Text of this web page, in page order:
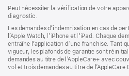
nouvelle
fenêtre)
nouvelle
une
nouvelle
fenêtre)
Peut nécessiter la vérification de votre
diagnostic.
Les demandes d’indemnisation en cas de
l’Apple Watch, l’iPhone et l’iPad. Chaque
entraîne l’application d’une franchise. Tant
vigueur, les plafonds de garantie sont
demandes au titre de l’AppleCare+ avec
vol et trois demandes au titre de l’AppleCare